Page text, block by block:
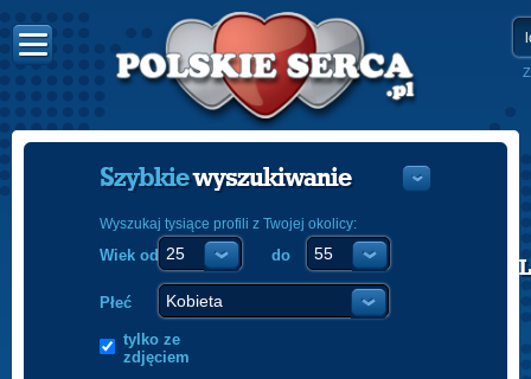
POLISH
Szybkiewyszukiwanie
Wyszukaj tysiące profili z Twojej okolicy:
Wiek od do
Płeć
tylko ze
zdjęciem